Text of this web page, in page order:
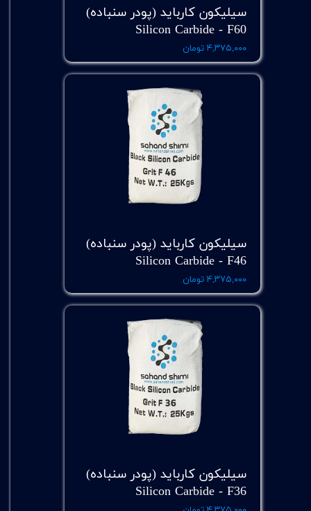
سیلیکون کارباید (پودر سنباده)
Silicon Carbide - F60
۴,۳۷۵,۰۰۰ تومان
سیلیکون کارباید (پودر سنباده)
Silicon Carbide - F46
۴,۳۷۵,۰۰۰ تومان
سیلیکون کارباید (پودر سنباده)
Silicon Carbide - F36